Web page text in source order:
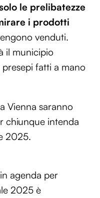
le prelibatezze
i prodotti
venduti.
il municipio
fatti a mano
Vienna saranno
chiunque intenda
2025.
agenda per
2025 è